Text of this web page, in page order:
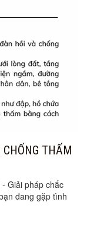
THẤM
- Giải pháp chắc
đang gặp tình